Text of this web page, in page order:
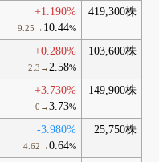
+1.190%
9.25→ 10.44%
419,300株
+0.280%
2.3→2.58%
103,600株
+3.730%
0→3.73%
149,900株
-3.980%
4.62→0.64%
25,750株